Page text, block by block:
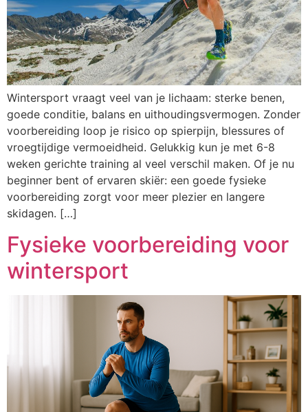
Wintersport vraagt veel van je lichaam: sterke benen,
goede conditie, balans en uithoudingsvermogen. Zonder
voorbereiding loop je risico op spierpijn, blessures of
vroegtijdige vermoeidheid. Gelukkig kun je met 6-8
weken gerichte training al veel verschil maken. Of je nu
beginner bent of ervaren skiër: een goede fysieke
voorbereiding zorgt voor meer plezier en langere
skidagen. […]
Fysieke voorbereiding voor
wintersport